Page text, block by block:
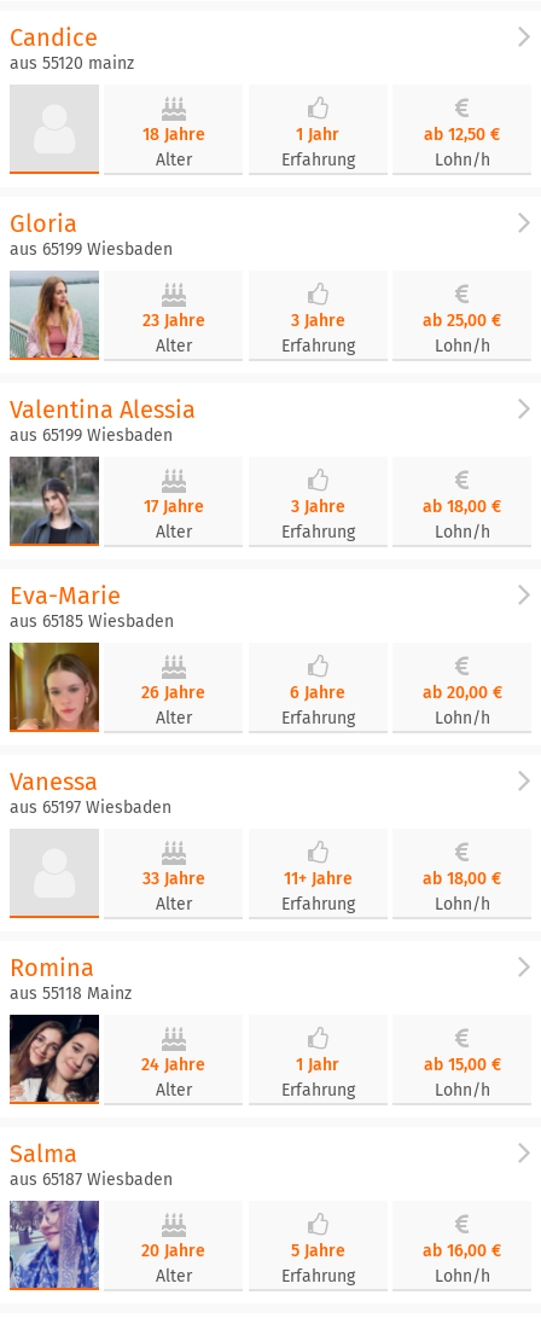
Candice
aus 55120 mainz
18 Jahre
Alter
1 Jahr
Erfahrung
ab 12,50 €
Lohn/h
Gloria
aus 65199 Wiesbaden
23 Jahre
Alter
3 Jahre
Erfahrung
ab 25,00 €
Lohn/h
Valentina Alessia
aus 65199 Wiesbaden
17 Jahre
Alter
3 Jahre
Erfahrung
ab 18,00 €
Lohn/h
Eva-Marie
aus 65185 Wiesbaden
26 Jahre
Alter
6 Jahre
Erfahrung
ab 20,00 €
Lohn/h
Vanessa
aus 65197 Wiesbaden
33 Jahre
Alter
11+ Jahre
Erfahrung
ab 18,00 €
Lohn/h
Romina
aus 55118 Mainz
24 Jahre
Alter
1 Jahr
Erfahrung
ab 15,00 €
Lohn/h
Salma
aus 65187 Wiesbaden
20 Jahre
Alter
5 Jahre
Erfahrung
ab 16,00 €
Lohn/h